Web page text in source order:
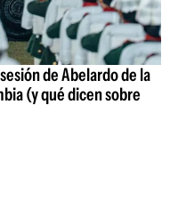
de Abelardo de la
(y qué dicen sobre